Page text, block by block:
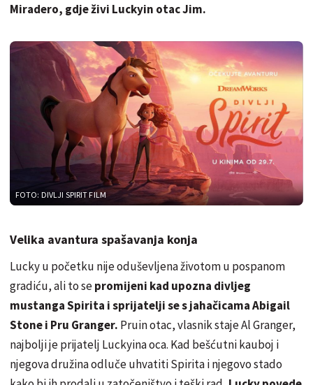
Miradero, gdje živi Luckyin otac Jim.
FOTO: DIVLJI SPIRIT FILM
Velika avantura spašavanja konja
Lucky u početku nije oduševljena životom u pospanom
gradiću, ali to sepromijeni kad upozna divljeg
mustanga Spirita i sprijatelji se s jahačicama Abigail
Stone i Pru Granger. Pruin otac, vlasnik staje Al Granger,
najbolji je prijatelj Luckyina oca. Kad bešćutni kauboj i
njegova družina odluče uhvatiti Spirita i njegovo stado